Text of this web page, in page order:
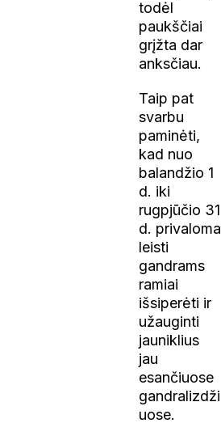
todėl
paukščiai
grįžta dar
anksčiau.
Taip pat
svarbu
paminėti,
kad nuo
balandžio 1
d. iki
rugpjūčio 31
d. privaloma
leisti
gandrams
ramiai
išsiperėti ir
užauginti
jauniklius
jau
esančiuose
gandralizdži
uose.